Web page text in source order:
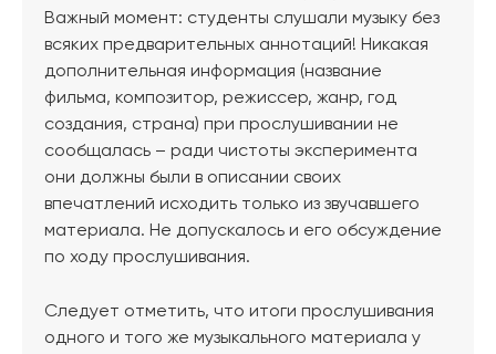
Важный момент: студенты слушали музыку без
всяких предварительных аннотаций! Никакая
дополнительная информация (название
фильма, композитор, режиссер, жанр, год
создания, страна) при прослушивании не
сообщалась – ради чистоты эксперимента
они должны были в описании своих
впечатлений исходить только из звучавшего
материала. Не допускалось и его обсуждение
по ходу прослушивания.
Следует отметить, что итоги прослушивания
одного и того же музыкального материала у